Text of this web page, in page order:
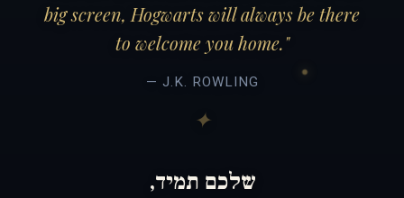
big screen, Hogwarts will always be there
to welcome you home."
— J.K. ROWLING
שלכם תמיד,